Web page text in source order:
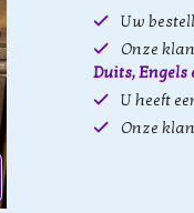
Uw
Onze
Duits, Engels
U heeft
Onze